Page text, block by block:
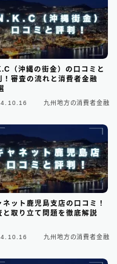
23
（沖縄の街金）の口コミと
！審査の流れと消費者金融
九州地方の消費者金融
ネット鹿児島支店の口コミ！
と取り立て問題を徹底解説
九州地方の消費者金融